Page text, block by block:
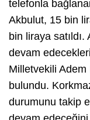
telefonla
Akbulut, 15 bin
bin liraya
devam
Milletvekili Adem
bulundu.
durumunu takip